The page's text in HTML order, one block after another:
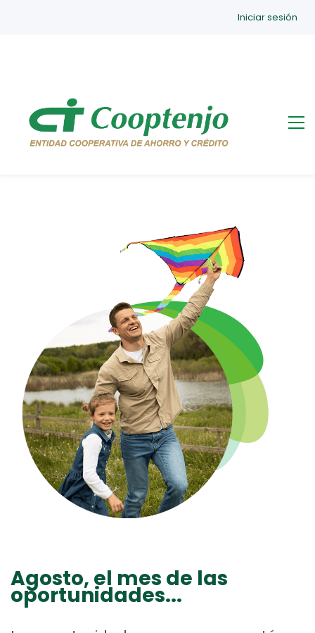
Iniciar sesión
Agosto, el mes de las
oportunidades...